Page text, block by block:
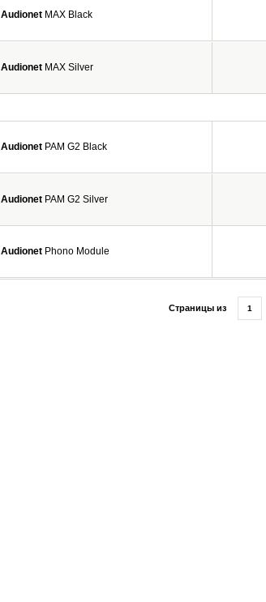
Audionet MAX Black
Audionet MAX Silver
Audionet PAM G2 Black
Audionet PAM G2 Silver
Audionet Phono Module
Страницы из 1